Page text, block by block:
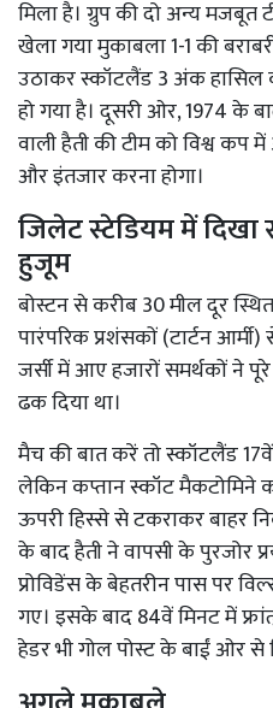
मिला है। ग्रुप की दो अन्य मजबूत
खेला गया मुकाबला 1-1 की
उठाकर स्कॉटलैंड 3 अंक हासिल
हो गया है। दूसरी ओर, 1974 के
वाली हैती की टीम को विश्व
और इंतजार करना होगा।
जिलेट स्टेडियम में दिखा
हुजूम
बोस्टन से करीब 30 मील दूर
पारंपरिक प्रशंसकों (टार्टन
जर्सी में आए हजारों समर्थकों ने
ढक दिया था।
मैच की बात करें तो स्कॉटलैंड
लेकिन कप्तान स्कॉट मैकटोमिने
ऊपरी हिस्से से टकराकर बाहर
के बाद हैती ने वापसी के पुरजोर
प्रोविडेंस के बेहतरीन पास पर
गए। इसके बाद 84वें मिनट में
हेडर भी गोल पोस्ट के बाईं ओर से